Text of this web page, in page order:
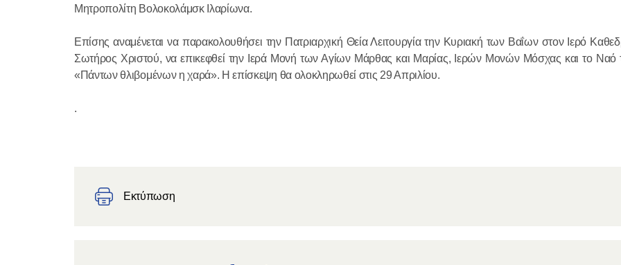
Μητροπολίτη Βολοκολάμσκ Ιλαρίωνα.
Επίσης αναμένεται να παρακολουθήσει την Πατριαρχική Θεία Λειτουργία την Κυριακή των Βαΐων στον Ιερό
Σωτήρος Χριστού, να επικεφθεί την Ιερά Μονή των Αγίων Μάρθας και Μαρίας, Ιερών Μονών Μόσχας και το Ναό
«Πάντων θλιβομένων η χαρά». Η επίσκεψη θα ολοκληρωθεί στις 29 Απριλίου.
.
Εκτύπωση
Σερβίας